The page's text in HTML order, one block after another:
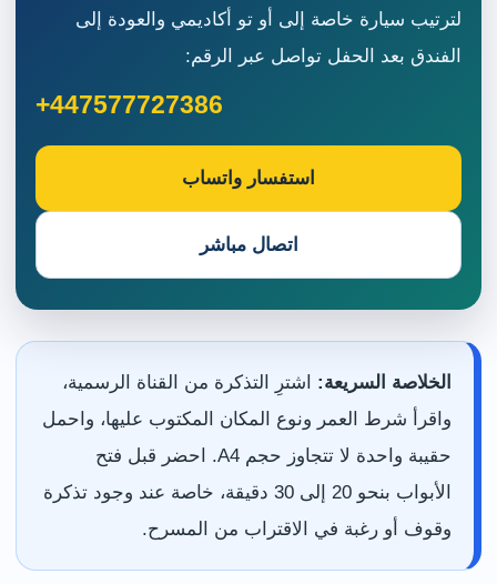
لترتيب سيارة خاصة إلى أو تو أكاديمي والعودة إلى
الفندق بعد الحفل تواصل عبر الرقم:
+447577727386
استفسار واتساب
اتصال مباشر
الخلاصة السريعة: اشترِ التذكرة من القناة الرسمية،
واقرأ شرط العمر ونوع المكان المكتوب عليها، واحمل
حقيبة واحدة لا تتجاوز حجم A4. احضر قبل فتح
الأبواب بنحو 20 إلى 30 دقيقة، خاصة عند وجود تذكرة
وقوف أو رغبة في الاقتراب من المسرح.